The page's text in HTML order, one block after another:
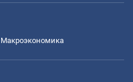
Mакроэкономика